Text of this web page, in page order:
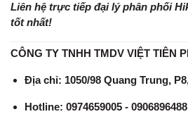
Liên hệ trực tiếp đại lý phân phối
tốt nhất!
CÔNG TY TNHH TMDV VIỆT TIÊN
Địa chỉ: 1050/98 Quang Trung,
Hotline: 0974659005 - 0906896488